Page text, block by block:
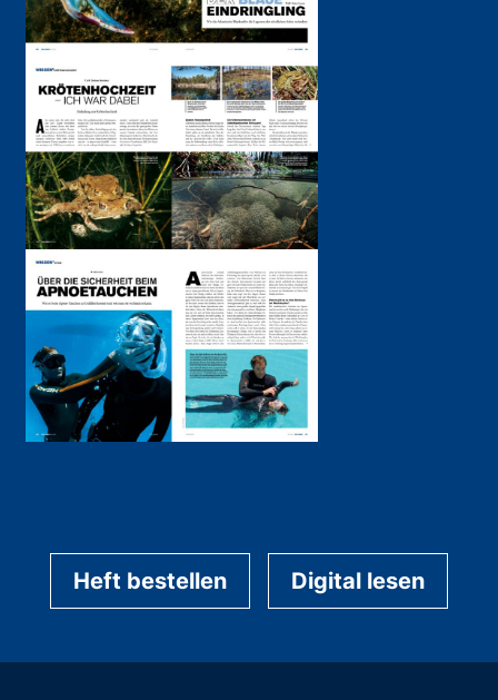
Heft bestellen Digital lesen